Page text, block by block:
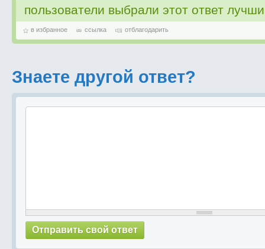
пользователи выбрали этот ответ
в избранное ссылка отблагодарить
Знаете другой ответ?